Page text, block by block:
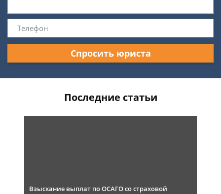
Спросить юриста
Последние статьи
Взыскание выплат по ОСАГО со страховой